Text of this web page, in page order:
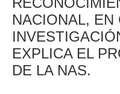
NACIONAL, EN
EXPLICA EL
DE LA NAS.